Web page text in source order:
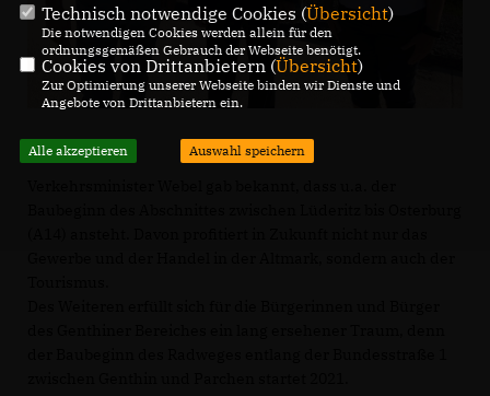
Technisch notwendige Cookies (Übersicht)
Die notwendigen Cookies werden allein für den
ordnungsgemäßen Gebrauch der Webseite benötigt.
Cookies von Drittanbietern (Übersicht)
Zur Optimierung unserer Webseite binden wir Dienste und
Angebote von Drittanbietern ein.
Alle akzeptieren Auswahl speichern